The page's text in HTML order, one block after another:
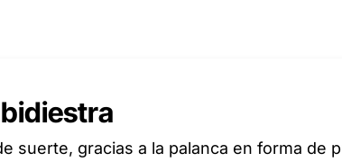
suerte, gracias a la palanca en forma de